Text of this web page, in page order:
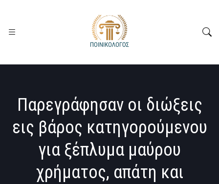
Παρεγράφησαν οι διώξεις
εις βάρος κατηγορούμενου
για ξέπλυμα μαύρου
χρήματος, απάτη και